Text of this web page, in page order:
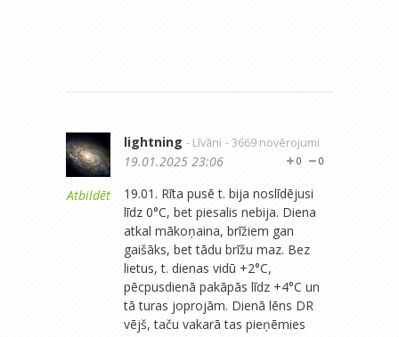
Atbildēt
lightning - Līvāni - 3669 novērojumi
0
0
19.01.2025 23:06
19.01. Rīta pusē t. bija noslīdējusi
līdz 0°C, bet piesalis nebija. Diena
atkal mākoņaina, brīžiem gan
gaišāks, bet tādu brīžu maz. Bez
lietus, t. dienas vidū +2°C,
pēcpusdienā pakāpās līdz +4°C un
tā turas joprojām. Dienā lēns DR
vējš, taču vakarā tas pieņēmies